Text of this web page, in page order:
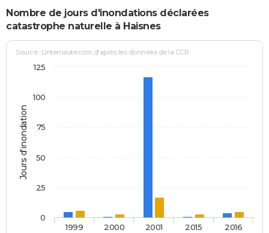
Nombre de jours d'inondations déclarées
catastrophe naturelle à Haisnes
Jours d'inondation
Source : Linternaute.com d'après les données de la CCR
1999 2000 2001 2015 2016
0
25
50
75
100
125